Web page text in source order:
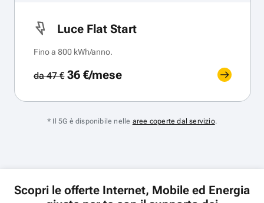
Luce Flat Start
Fino a 800 kWh/anno.
da 47 €36 €/mese
* Il 5G è disponibile nelle aree coperte dal servizio.
Scopri le offerte Internet, Mobile ed Energia